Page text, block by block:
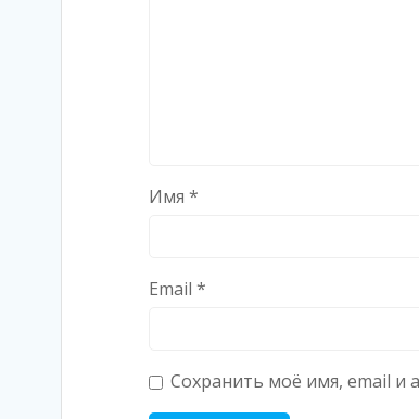
Имя *
Email *
Сохранить моё имя, email и